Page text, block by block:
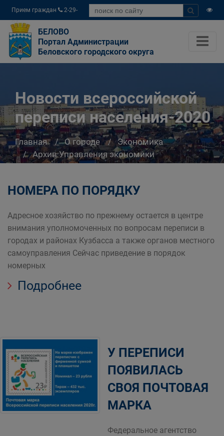
Прием граждан
2-29-
04
БЕЛОВО
Портал Администрации
Беловского городского округа
Новости всероссийской
переписи населения-2020
Главная О городе
Экономика
Архив Управления экономики
Новости всероссийской переписи
НОМЕРА ПО ПОРЯДКУ
Адресное хозяйство по прежнему остается в центре
внимания уполномоченных по вопросам переписи в
городах и районах Кузбасса а также органов местного
самоуправления Сейчас приведение в порядок
номерных
Подробнее
У ПЕРЕПИСИ
ПОЯВИЛАСЬ
СВОЯ ПОЧТОВАЯ
МАРКА
Федеральное агентство